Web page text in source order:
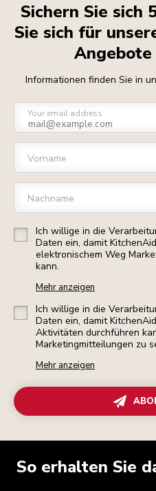
Sichern Sie sich
Sie sich für
Informationen finden Sie in
Your email address
Vorname
Nachname
Ich willige in die
Daten ein, damit
elektronischem Weg
kann.
Mehr anzeigen
Ich willige in die
Daten ein, damit
Aktivitäten durchführen
Marketingmitteilungen zu
Mehr anzeigen
So erhalten Sie